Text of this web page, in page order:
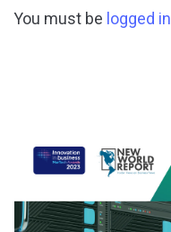
You must be logged in